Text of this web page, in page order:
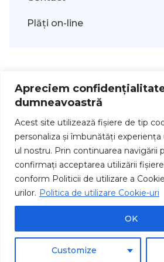
Apreciem
dumneavoastră
Acest site utilizează fişiere de tip
personaliza și îmbunătăți
ul nostru. Prin continuarea navigării
confirmați acceptarea utilizării
conform Politicii de utilizare a
urilor. Politica de utilizare Cookie-uri
Customize
OK
Plăți on-line
Drepturi de autor